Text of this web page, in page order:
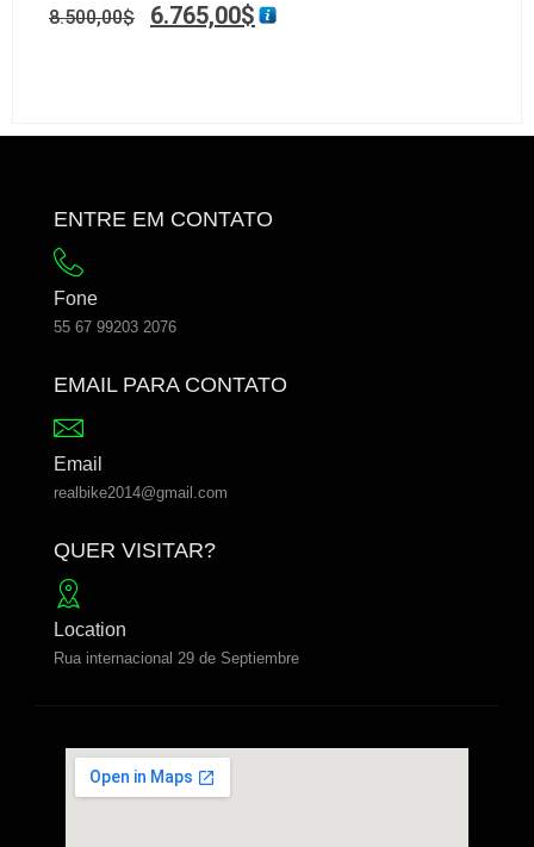
8.500,00$ 6.765,00$
ENTRE EM CONTATO
Fone
55 67 99203 2076
EMAIL PARA CONTATO
Email
realbike2014@gmail.com
QUER VISITAR?
Location
Rua internacional 29 de Septiembre